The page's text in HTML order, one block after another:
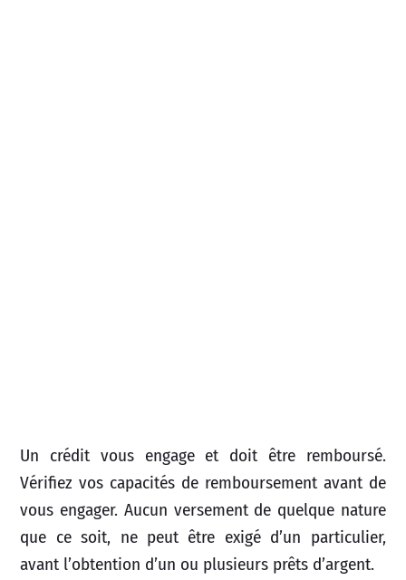
Un crédit vous engage et doit être remboursé.
Vérifiez vos capacités de remboursement avant de
vous engager. Aucun versement de quelque nature
que ce soit, ne peut être exigé d’un particulier,
avant l’obtention d’un ou plusieurs prêts d’argent.